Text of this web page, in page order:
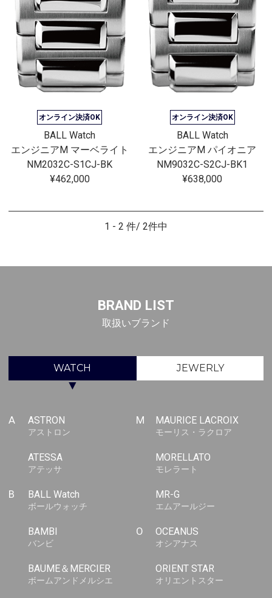
オンライン決済OK
BALL Watch
エンジニアM マーベライト
NM2032C-S1CJ-BK
¥462,000
オンライン決済OK
BALL Watch
エンジニアM パイオニア
NM9032C-S2CJ-BK1
¥638,000
1 - 2 件/ 2件中
BRAND LIST
取扱いブランド
WATCH JEWERLY
▼
A ASTRON
アストロン
ATESSA
アテッサ
B BALL Watch
ボールウォッチ
BAMBI
バンビ
BAUME＆MERCIER
ボームアンドメルシエ
M MAURICE LACROIX
モーリス・ラクロア
MORELLATO
モレラート
MR-G
エムアールジー
O OCEANUS
オシアナス
ORIENT STAR
オリエントスター